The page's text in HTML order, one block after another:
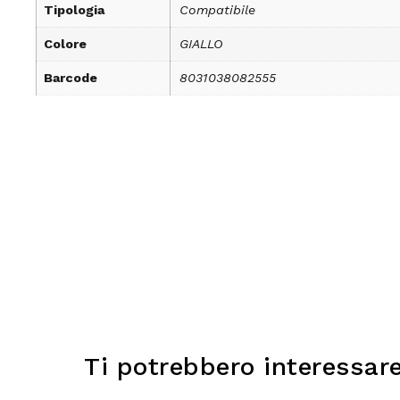
Tipologia Compatibile
Colore GIALLO
Barcode 8031038082555
Ti potrebbero